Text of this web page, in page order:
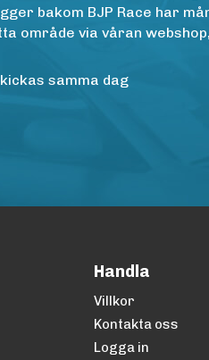
bakom BJP Race har
område via våran
samma dag
Handla
Villkor
Kontakta oss
Logga in